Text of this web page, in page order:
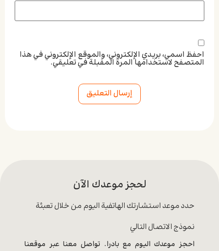
احفظ اسمي، بريدي الإلكتروني، والموقع الإلكتروني في هذا
المتصفح لاستخدامها المرة المقبلة في تعليقي.
لحجز موعدك الآن
حدد موعد استشارتك الهاتفية اليوم من خلال تعبئة
نموذج الاتصال التالي
احجز موعدك اليوم مع بادرا. تواصل معنا عبر موقعنا